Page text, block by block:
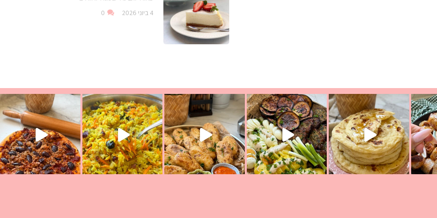
4 ביוני 2026 0
מעול
לאכול משהו אז מה בשבילכם? בפ
פסטל טוניסאי לתשעת הימים, חשבתי מה לחדש לכם ונראה
אורז יצירתי לתשעת הימים ולכבוד שבת קודשלמתכון
פיצה של תשעת הימים ולמה היא נקראת ככה? ההסבר בסרטו